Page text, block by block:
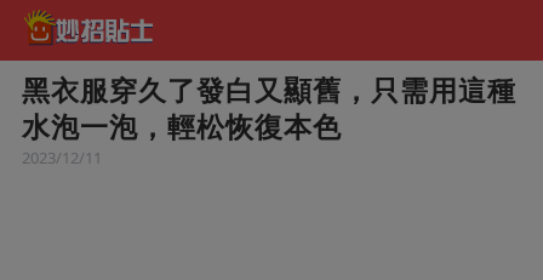
黑衣服穿久了發白又顯舊，只需用這種
水泡一泡，輕松恢復本色
2023/12/11